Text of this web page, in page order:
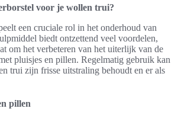
voor je wollen trui?
een cruciale rol in het onderhoud van
biedt ontzettend veel voordelen,
om het verbeteren van het uiterlijk van de
pluisjes en pillen. Regelmatig gebruik kan
trui zijn frisse uitstraling behoudt en er als
pillen